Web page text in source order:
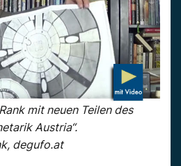
mit neuen Teilen des
Austria“.
degufo.at